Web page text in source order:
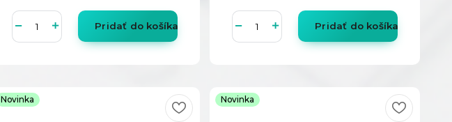
Pridať do košíka Pridať do košíka
Novinka Novinka